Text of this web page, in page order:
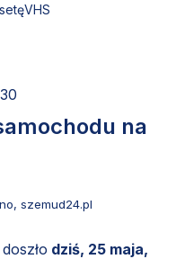
na
szemud24.pl
dziś, 25 maja,